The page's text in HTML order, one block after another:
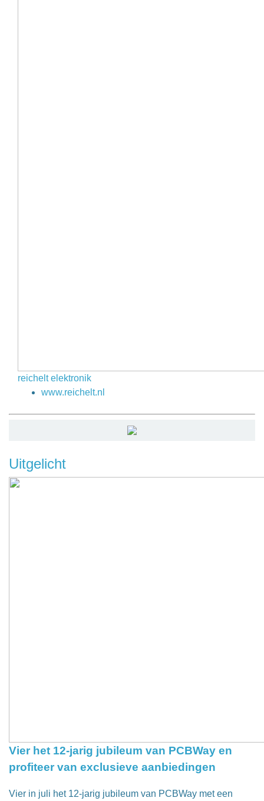
reichelt elektronik
www.reichelt.nl
Uitgelicht
Vier het 12-jarig jubileum van PCBWay en
profiteer van exclusieve aanbiedingen
Vier in juli het 12-jarig jubileum van PCBWay met een